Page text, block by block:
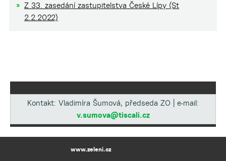
Z 33. zasedání zastupitelstva České Lípy (St
2.2.2022)
Kontakt: Vladimíra Šumová, předseda ZO | e-mail:
v.sumova@tiscali.cz
www.zeleni.cz